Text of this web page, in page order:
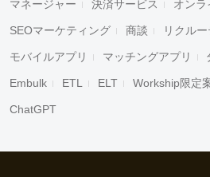
マネージャー 決済サービス オンラ
SEOマーケティング 商談 リクル
モバイルアプリ マッチングアプリ
Embulk ETL ELT Workship限定
ChatGPT